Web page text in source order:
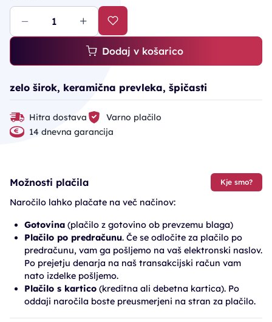
Dodaj v košarico
zelo širok, keramična prevleka, špičasti
Hitra dostava
Varno plačilo
14 dnevna garancija
Možnosti plačila Kje smo?
Naročilo lahko plačate na več načinov:
Gotovina (plačilo z gotovino ob prevzemu blaga)
Plačilo po predračunu. Če se odločite za plačilo po
predračunu, vam ga pošljemo na vaš elektronski naslov.
Po prejetju denarja na naš transakcijski račun vam
nato izdelke pošljemo.
Plačilo s kartico (kreditna ali debetna kartica). Po
oddaji naročila boste preusmerjeni na stran za plačilo.